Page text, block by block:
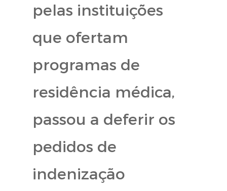
pelas instituições
que ofertam
programas de
residência médica,
passou a deferir os
pedidos de
indenização